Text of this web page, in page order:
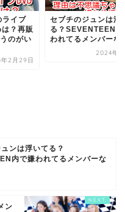
イブ
？再販
のがい
2月29日
セブチのジュンは浮
る？SEVENTEEN内
われてるメンバーな
2024年4
ンは浮いてる？
内で嫌われてるメンバーな
ン